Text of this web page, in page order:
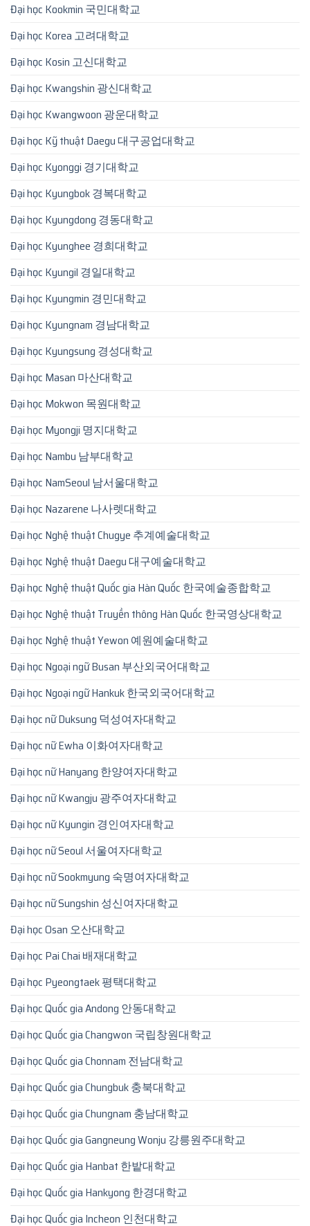
Đại học Kookmin 국민대학교
Đại học Korea 고려대학교
Đại học Kosin 고신대학교
Đại học Kwangshin 광신대학교
Đại học Kwangwoon 광운대학교
Đại học Kỹ thuật Daegu 대구공업대학교
Đại học Kyonggi 경기대학교
Đại học Kyungbok 경복대학교
Đại học Kyungdong 경동대학교
Đại học Kyunghee 경희대학교
Đại học Kyungil 경일대학교
Đại học Kyungmin 경민대학교
Đại học Kyungnam 경남대학교
Đại học Kyungsung 경성대학교
Đại học Masan 마산대학교
Đại học Mokwon 목원대학교
Đại học Myongji 명지대학교
Đại học Nambu 남부대학교
Đại học NamSeoul 남서울대학교
Đại học Nazarene 나사렛대학교
Đại học Nghệ thuật Chugye 추계예술대학교
Đại học Nghệ thuật Daegu 대구예술대학교
Đại học Nghệ thuật Quốc gia Hàn Quốc 한국예술종합학교
Đại học Nghệ thuật Truyền thông Hàn Quốc 한국영상대학교
Đại học Nghệ thuật Yewon 예원예술대학교
Đại học Ngoại ngữ Busan 부산외국어대학교
Đại học Ngoại ngữ Hankuk 한국외국어대학교
Đại học nữ Duksung 덕성여자대학교
Đại học nữ Ewha 이화여자대학교
Đại học nữ Hanyang 한양여자대학교
Đại học nữ Kwangju 광주여자대학교
Đại học nữ Kyungin 경인여자대학교
Đại học nữ Seoul 서울여자대학교
Đại học nữ Sookmyung 숙명여자대학교
Đại học nữ Sungshin 성신여자대학교
Đại học Osan 오산대학교
Đại học Pai Chai 배재대학교
Đại học Pyeongtaek 평택대학교
Đại học Quốc gia Andong 안동대학교
Đại học Quốc gia Changwon 국립창원대학교
Đại học Quốc gia Chonnam 전남대학교
Đại học Quốc gia Chungbuk 충북대학교
Đại học Quốc gia Chungnam 충남대학교
Đại học Quốc gia Gangneung Wonju 강릉원주대학교
Đại học Quốc gia Hanbat 한밭대학교
Đại học Quốc gia Hankyong 한경대학교
Đại học Quốc gia Incheon 인천대학교